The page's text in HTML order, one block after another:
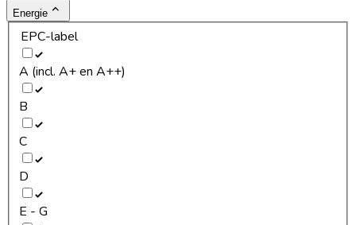
Energie
EPC-label
A (incl. A+ en A++)
B
C
D
E - G